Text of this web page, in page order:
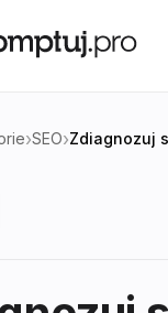
›SEO›Zdiagnozuj